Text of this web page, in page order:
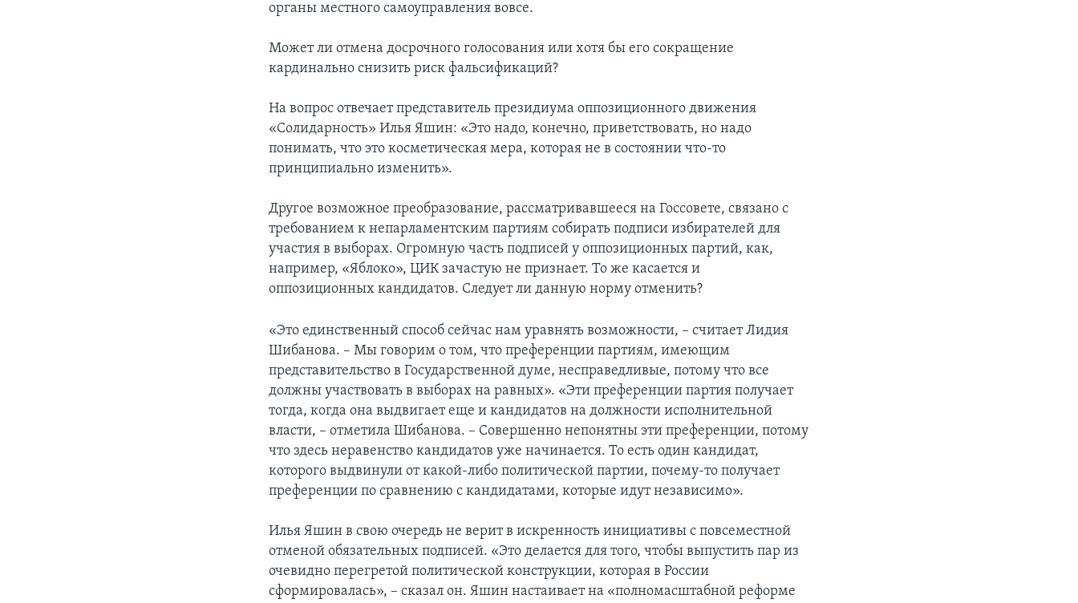
органы местного самоуправления вовсе.
Может ли отмена досрочного голосования или хотя бы его сокращение
кардинально снизить риск фальсификаций?
На вопрос отвечает представитель президиума оппозиционного движения
«Солидарность» Илья Яшин: «Это надо, конечно, приветствовать, но надо
понимать, что это косметическая мера, которая не в состоянии что-то
принципиально изменить».
Другое возможное преобразование, рассматривавшееся на Госсовете, связано с
требованием к непарламентским партиям собирать подписи избирателей для
участия в выборах. Огромную часть подписей у оппозиционных партий, как,
например, «Яблоко», ЦИК зачастую не признает. То же касается и
оппозиционных кандидатов. Следует ли данную норму отменить?
«Это единственный способ сейчас нам уравнять возможности, – считает Лидия
Шибанова. – Мы говорим о том, что преференции партиям, имеющим
представительство в Государственной думе, несправедливые, потому что все
должны участвовать в выборах на равных». «Эти преференции партия получает
тогда, когда она выдвигает еще и кандидатов на должности исполнительной
власти, – отметила Шибанова. – Совершенно непонятны эти преференции, потому
что здесь неравенство кандидатов уже начинается. То есть один кандидат,
которого выдвинули от какой-либо политической партии, почему-то получает
преференции по сравнению с кандидатами, которые идут независимо».
Илья Яшин в свою очередь не верит в искренность инициативы с повсеместной
отменой обязательных подписей. «Это делается для того, чтобы выпустить пар из
очевидно перегретой политической конструкции, которая в России
сформировалась», – сказал он. Яшин настаивает на «полномасштабной реформе